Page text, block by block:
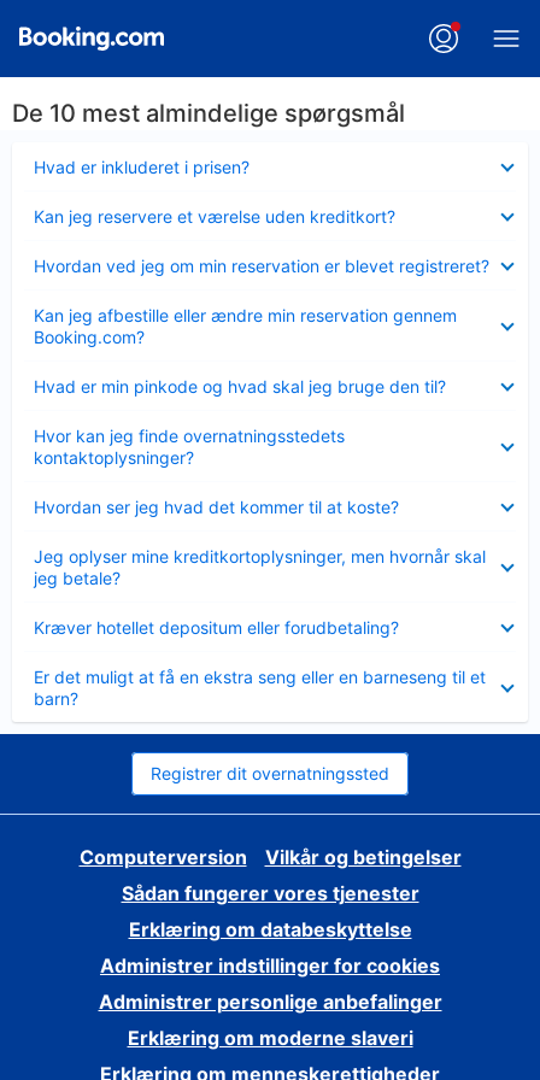
De 10 mest almindelige spørgsmål
Hvad er inkluderet i prisen?
Kan jeg reservere et værelse uden kreditkort?
Hvordan ved jeg om min reservation er blevet registreret?
Kan jeg afbestille eller ændre min reservation gennem
Booking.com?
Hvad er min pinkode og hvad skal jeg bruge den til?
Hvor kan jeg finde overnatningsstedets
kontaktoplysninger?
Hvordan ser jeg hvad det kommer til at koste?
Jeg oplyser mine kreditkortoplysninger, men hvornår skal
jeg betale?
Kræver hotellet depositum eller forudbetaling?
Er det muligt at få en ekstra seng eller en barneseng til et
barn?
Registrer dit overnatningssted
Computerversion
Vilkår og betingelser
Sådan fungerer vores tjenester
Erklæring om databeskyttelse
Administrer indstillinger for cookies
Administrer personlige anbefalinger
Erklæring om moderne slaveri
Erklæring om menneskerettigheder